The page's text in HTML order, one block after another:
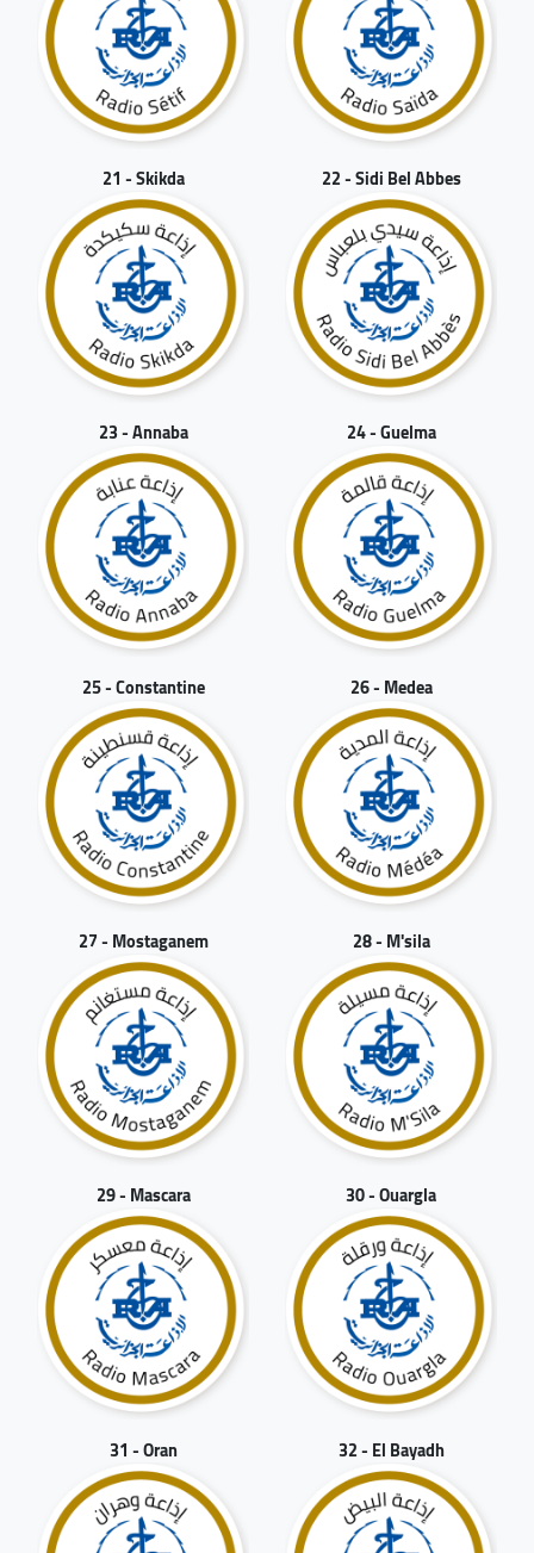
21 - Skikda 22 - Sidi Bel Abbes
23 - Annaba 24 - Guelma
25 - Constantine 26 - Medea
27 - Mostaganem 28 - M'sila
29 - Mascara 30 - Ouargla
31 - Oran 32 - El Bayadh